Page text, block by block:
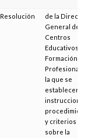
Resolución
de la Dirección
General de
Centros
Educativos y
Formación
Profesional, por
la que se
establecen
instrucciones,
procedimientos
y criterios
sobre la